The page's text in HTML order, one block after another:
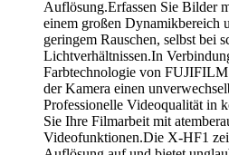
Auflösung.Erfassen Sie Bilder
einem großen Dynamikbereich
geringem Rauschen, selbst bei
Lichtverhältnissen.In
Farbtechnologie von
der Kamera einen
Professionelle Videoqualität in
Sie Ihre Filmarbeit mit
Videofunktionen.Die X-HF1